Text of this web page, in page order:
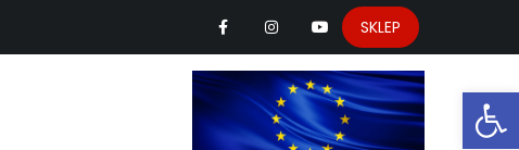
SKLEP